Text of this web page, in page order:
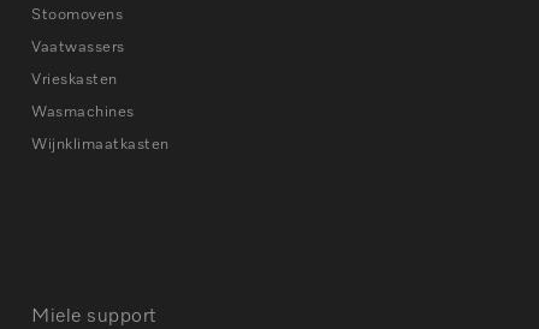
Stoomovens
Vaatwassers
Vrieskasten
Wasmachines
Wijnklimaatkasten
Miele support